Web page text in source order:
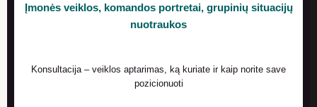
Įmonės veiklos, komandos portretai, grupinių situacijų
nuotraukos
Konsultacija – veiklos aptarimas, ką kuriate ir kaip norite save
pozicionuoti